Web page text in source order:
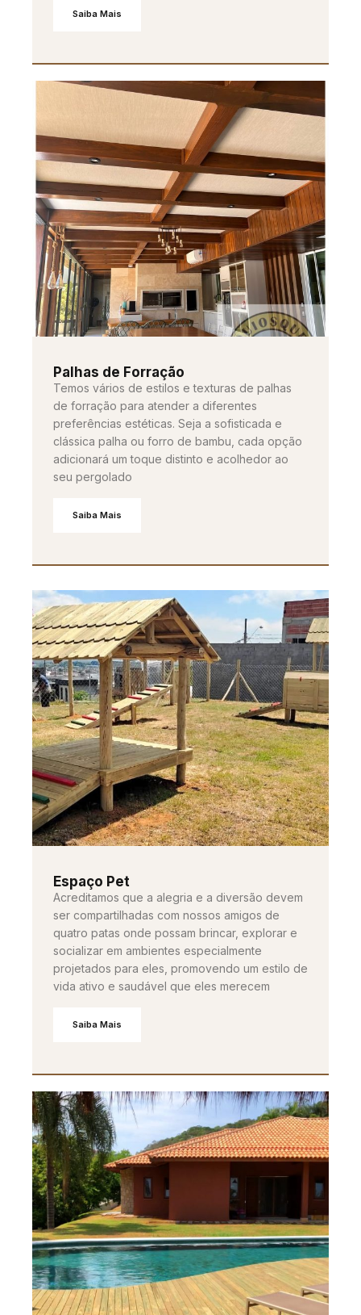
Saiba Mais
Palhas de Forração
Temos vários de estilos e texturas de palhas
de forração para atender a diferentes
preferências estéticas. Seja a sofisticada e
clássica palha ou forro de bambu, cada opção
adicionará um toque distinto e acolhedor ao
seu pergolado
Saiba Mais
Espaço Pet
Acreditamos que a alegria e a diversão devem
ser compartilhadas com nossos amigos de
quatro patas onde possam brincar, explorar e
socializar em ambientes especialmente
projetados para eles, promovendo um estilo de
vida ativo e saudável que eles merecem
Saiba Mais